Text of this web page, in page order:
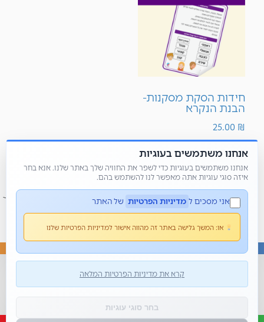
חידות הסקת מסקנות-
הבנת הנקרא
25.00 ₪
הוספה לסל
© כל הזכויות שמורות 2026 • מור קנדי - פשוט למשחק
אנחנו משתמשים בעוגיות
אנחנו משתמשים בעוגיות כדי לשפר את החוויה שלך באתר שלנו. אנא בחר
איזה סוגי עוגיות אתה מאפשר לנו להשתמש בהם.
אני מסכים ל מדיניות הפרטיות של האתר
או: המשך גלישה באתר זה מהווה אישור למדיניות הפרטיות שלנו
קרא את מדיניות הפרטיות המלאה
בחר סוגי עוגיות